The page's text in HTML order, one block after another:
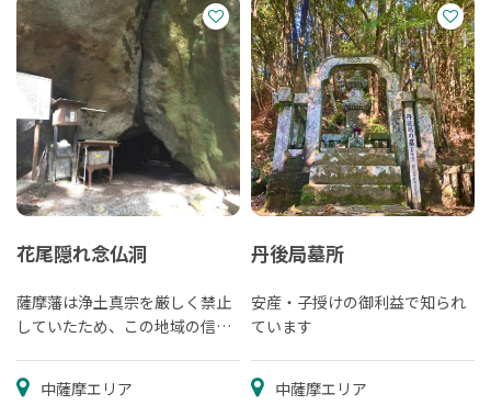
花尾隠れ念仏洞
薩摩藩は浄土真宗を厳しく禁止
していたため、この地域の信者
を続けました。
中薩摩エリア
丹後局墓所
安産・子授けの御利益で知られ
ています
中薩摩エリア